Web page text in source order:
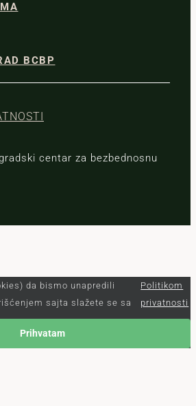
BCBP
centar za bezbednosnu
da bismo unapredili
sajta slažete se sa
Politikom
privatnosti
Prihvatam